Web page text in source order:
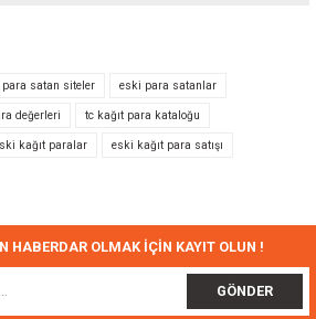
ederiz.
veya görüntülenemiyor.
bilgiler bulunuyor.
daha pahalı.
olmalı.
satan siteler eski para satanlar
değerleri tc kağıt para kataloğu
kağıt paralar eski kağıt para satışı
HABERDAR OLMAK İÇİN KAYIT OLUN !
GÖNDER